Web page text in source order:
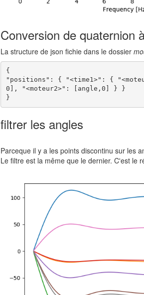
Conversion de quaternion
La structure de json fichie dans le dossier
{
"positions": { "<time1>": {
0], "<moteur2>": [angle,0] } }
}
filtrer les angles
Parceque il y a les points discontinu sur les
Le filtre est la même que le dernier. C'est le